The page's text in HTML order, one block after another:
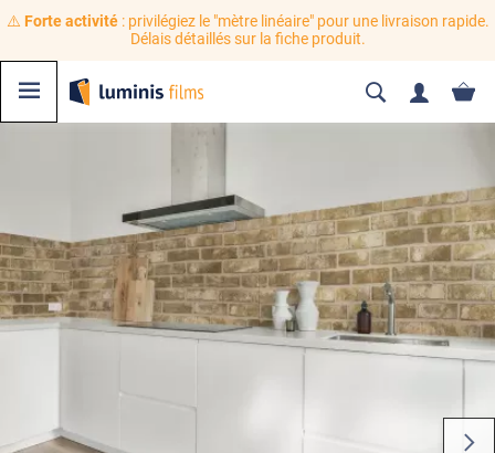
⚠️ Forte activité: privilégiez le "mètre linéaire" pour une livraison rapide.
Délais détaillés sur la fiche produit.